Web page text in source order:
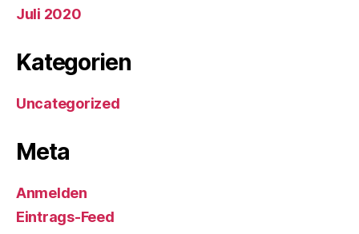
Juli 2020
Kategorien
Uncategorized
Meta
Anmelden
Eintrags-Feed